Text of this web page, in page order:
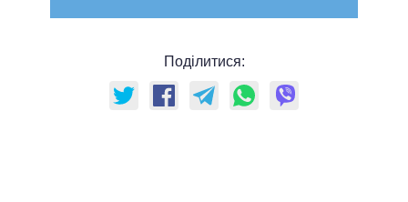
Поділитися: